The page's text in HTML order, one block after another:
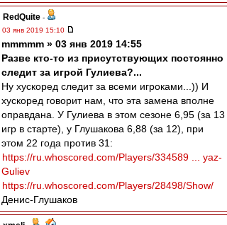
RedQuite -
03 янв 2019 15:10
mmmmm » 03 янв 2019 14:55
Разве кто-то из присутствующих постоянно
следит за игрой Гулиева?...
Ну хускоред следит за всеми игроками...)) И
хускоред говорит нам, что эта замена вполне
оправдана. У Гулиева в этом сезоне 6,95 (за 13
игр в старте), у Глушакова 6,88 (за 12), при
этом 22 года против 31:
https://ru.whoscored.com/Players/334589 ... yaz-
Guliev
https://ru.whoscored.com/Players/28498/Show/
Денис-Глушаков